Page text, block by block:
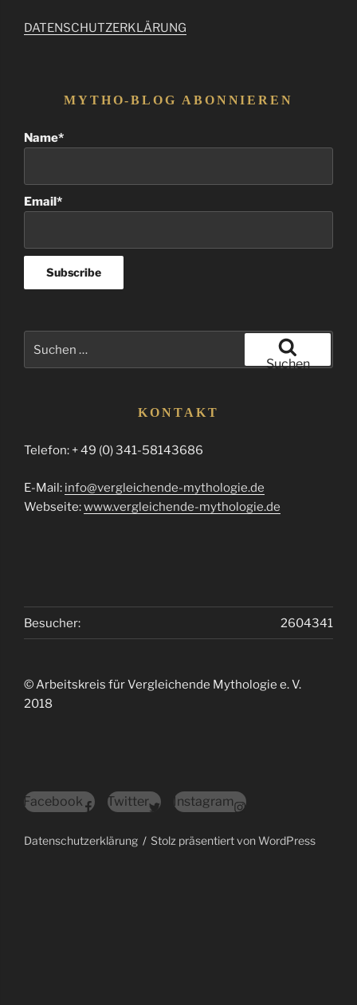
DATENSCHUTZERKLÄRUNG
MYTHO-BLOG ABONNIEREN
Name*
Email*
Suchen
KONTAKT
Telefon: + 49 (0) 341-58143686
E-Mail: info@vergleichende-mythologie.de
Webseite:www.vergleichende-mythologie.de
2604341
Besucher:
© Arbeitskreis für Vergleichende Mythologie e. V.
2018
Facebook Twitter Instagram
Datenschutzerklärung Stolz präsentiert von WordPress